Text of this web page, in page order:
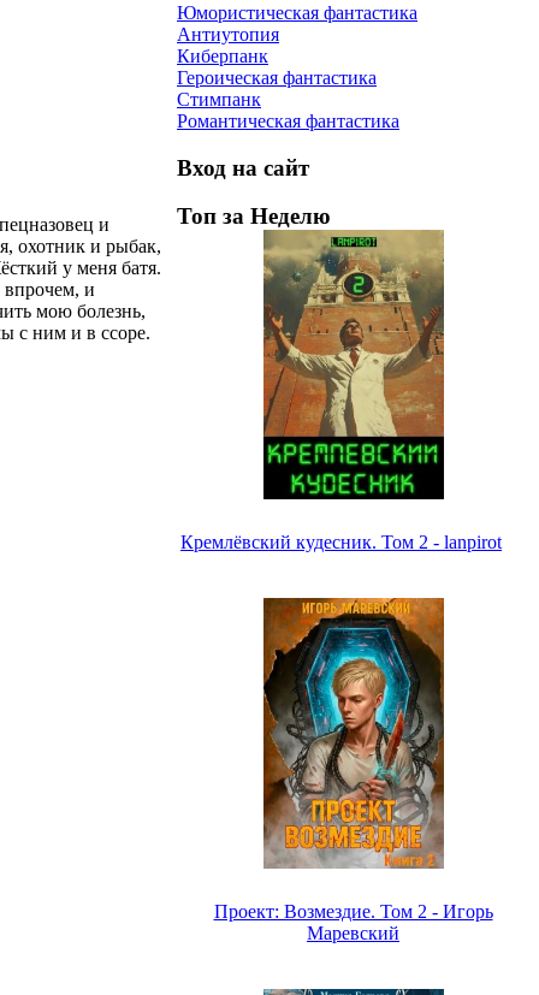
и
охотник и рыбак,
у меня батя.
впрочем, и
мою болезнь,
с ним и в ссоре.
Юмористическая фантастика
Антиутопия
Киберпанк
Героическая фантастика
Стимпанк
Романтическая фантастика
Вход на сайт
Топ за Неделю
Кремлёвский кудесник. Том 2 - lanpirot
Проект: Возмездие. Том 2 - Игорь
Маревский